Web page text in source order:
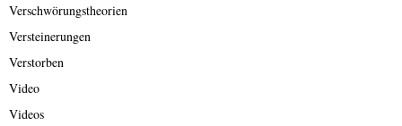
Verschwörungstheorien
Versteinerungen
Verstorben
Video
Videos